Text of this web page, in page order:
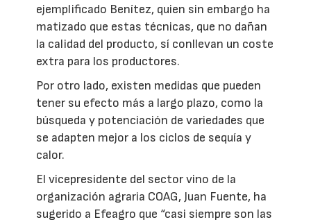
ejemplificado Benítez, quien sin embargo ha
matizado que estas técnicas, que no dañan
la calidad del producto, sí conllevan un coste
extra para los productores.
Por otro lado, existen medidas que pueden
tener su efecto más a largo plazo, como la
búsqueda y potenciación de variedades que
se adapten mejor a los ciclos de sequía y
calor.
El vicepresidente del sector vino de la
organización agraria COAG, Juan Fuente, ha
sugerido a Efeagro que “casi siempre son las